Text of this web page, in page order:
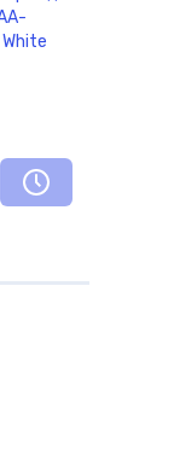
White